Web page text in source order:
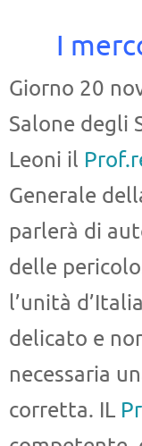
I
Giorno 20
Salone degli
Leoni il
Generale
parlerà di
delle
l’unità
delicato e
necessaria
corretta. IL